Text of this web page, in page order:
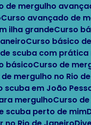
de mergulho
Curso avançado de
ilha grande
Curso
Curso básico
de scuba com
básico
Curso de
de mergulho no Rio
scuba em João
mergulho Curso
scuba perto de mim